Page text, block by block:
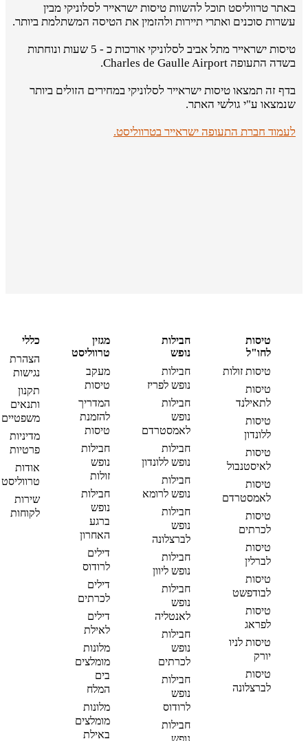
באתר טרווליסט תוכל להשוות טיסות ישראייר לסלוניקי מבין
עשרות סוכנים ואתרי תיירות ולהזמין את הטיסה המשתלמת ביותר.
טיסות ישראייר מתל אביב לסלוניקי אורכות כ - 5 שעות ונוחתות
בשדה התעופה Charles de Gaulle Airport.
בדף זה תמצאו טיסות ישראייר לסלוניקי במחירים הזולים ביותר
שנמצאו ע"י גולשי האתר.
לעמוד חברת התעופה ישראייר בטרווליסט.
טיסות
לחו"ל
טיסות זולות
טיסות
לתאילנד
טיסות
ללונדון
טיסות
לאיסטנבול
טיסות
לאמסטרדם
טיסות
לכרתים
טיסות
לברלין
טיסות
לבודפשט
טיסות
לפראג
טיסות לניו
יורק
טיסות
לברצלונה
חבילות
נופש
חבילות
נופש לפריז
חבילות
נופש
לאמסטרדם
חבילות
נופש ללונדון
חבילות
נופש לרומא
חבילות
נופש
לברצלונה
חבילות
נופש ליוון
חבילות
נופש
לאנטליה
חבילות
נופש
לכרתים
חבילות
נופש
לרודוס
חבילות
נופש
מגזין
טרווליסט
מעקב
טיסות
המדריך
להזמנת
טיסות
חבילות
נופש
זולות
חבילות
נופש
ברגע
האחרון
דילים
לרודוס
דילים
לכרתים
דילים
לאילת
מלונות
מומלצים
בים
המלח
מלונות
מומלצים
באילת
כללי
הצהרת
נגישות
תקנון
ותנאים
משפטיים
מדיניות
פרטיות
אודות
טרווליסט
שירות
לקוחות